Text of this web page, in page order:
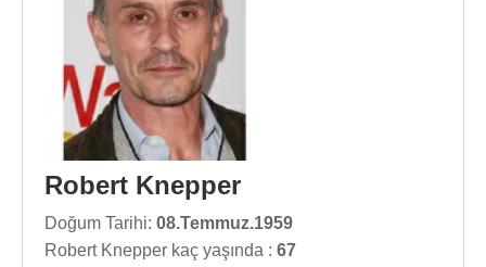
Robert Knepper
Doğum Tarihi: 08.Temmuz.1959
Robert Knepper kaç yaşında : 67